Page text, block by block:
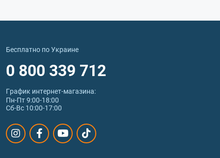
Бесплатно по Украине
0 800 339 712
График интернет‑магазина:
Пн-Пт 9:00-18:00
Сб-Вс 10:00-17:00